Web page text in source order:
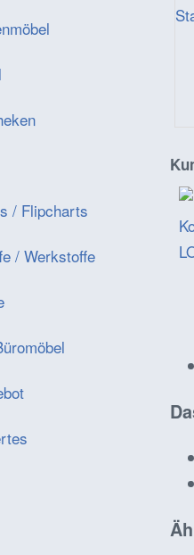
/ Flipcharts
/ Werkstoffe